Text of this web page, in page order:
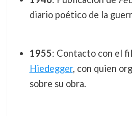
diario poético de la
1955: Contacto con el
Hiedegger, con quien
sobre su obra.